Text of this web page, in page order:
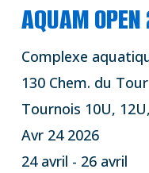
AQUAM
Complexe
130 Chem. du
Tournois 10U,
Avr 24 2026
24 avril - 26 avril